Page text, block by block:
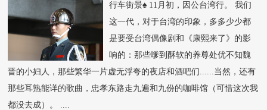
行车街景♠ 11月初，因公台湾行。 我们
这一代，对于台湾的印象，多多少少都
是要受台湾偶像剧和《康熙来了》的影
响的：那些嗲到酥软的养尊处优不知魏
晋的小妇人，那些繁华一片虚无浮夸的夜店和酒吧们......当然，还有
那些耳熟能详的歌曲，忠孝东路走九遍和九份的咖啡馆（可惜这次我
都没去成）。 ....